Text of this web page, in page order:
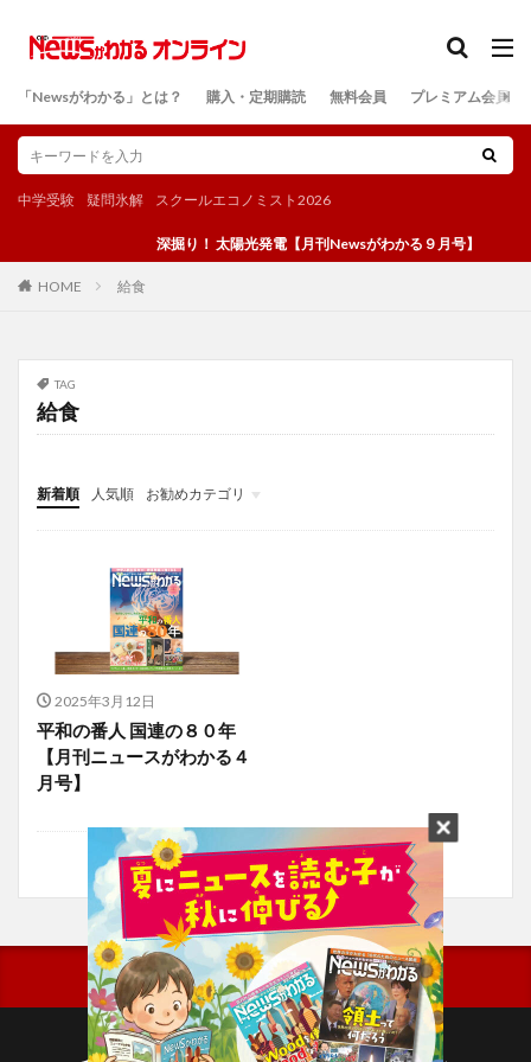
「Newsがわかる」とは？ 購入・定期購読 無料会員 プレミアム会員
中学受験 疑問氷解 スクールエコノミスト2026
深掘り！ 太陽光発電【月刊Newsがわかる９月号】
HOME 給食
TAG
給食
新着順 人気順
お勧めカテゴリ
投稿
学び
マンガ
電子書籍
2025年3月12日
平和の番人 国連の８０年
【月刊ニュースがわかる４
月号】
検索